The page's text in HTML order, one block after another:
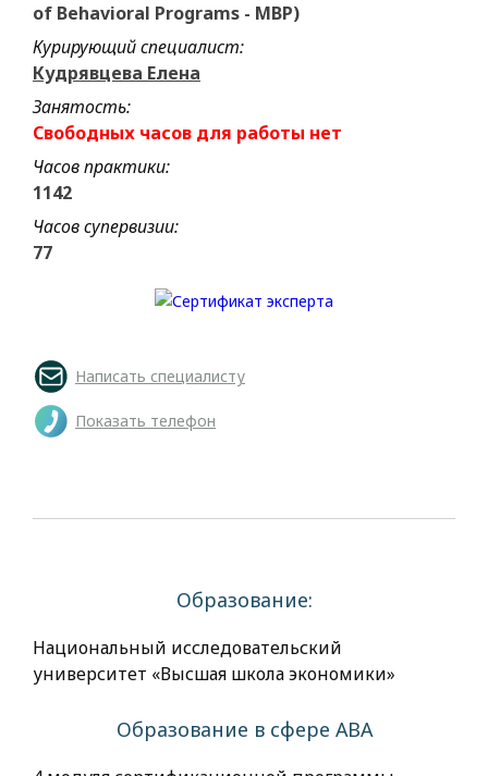
of Behavioral Programs - MBP)
Курирующий специалист:
Кудрявцева Елена
Занятость:
Свободных часов для работы нет
Часов практики:
1142
Часов супервизии:
77
Написать специалисту
Показать телефон
Образование:
Национальный исследовательский
университет «Высшая школа экономики»
Образование в сфере АВА